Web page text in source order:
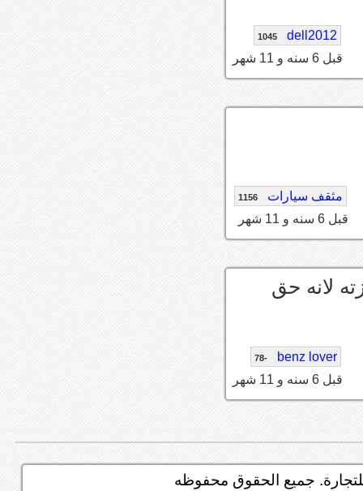
dell2012
1045
قبل 6 سنه و 11 شهر
مثقف سيارات 1156
قبل 6 سنه و 11 شهر
لانه حق
benz lover
-78
قبل 6 سنه و 11 شهر
جميع الحقوق محفوظه